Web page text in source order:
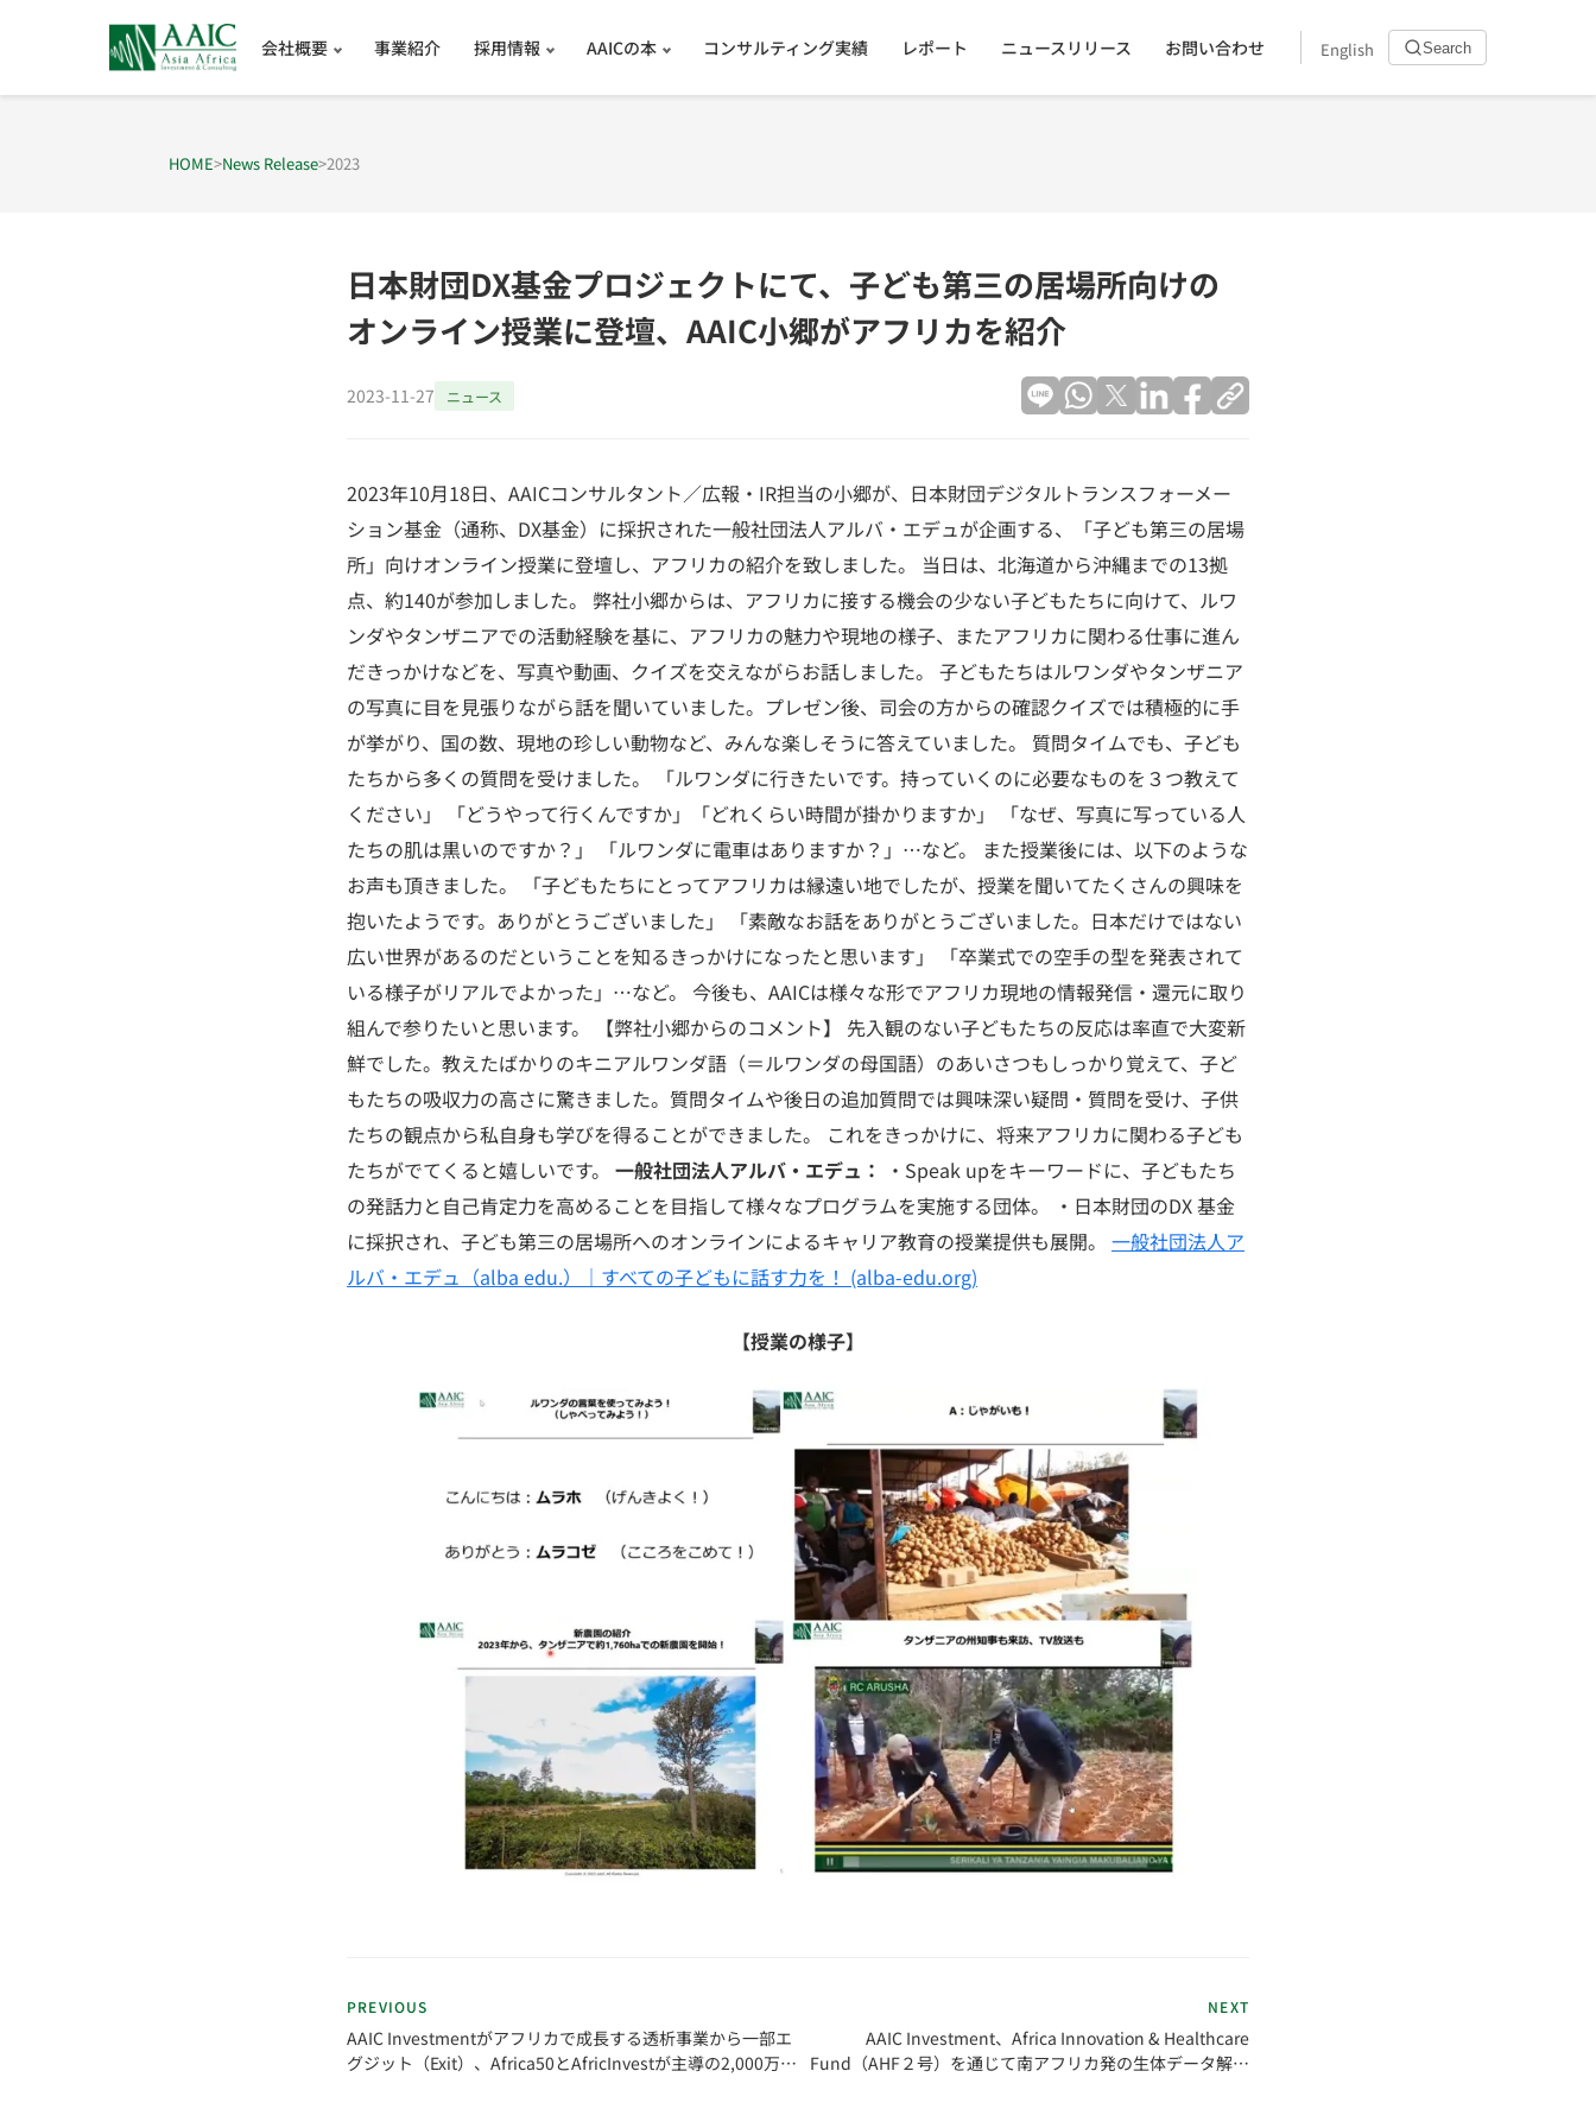
会社概要 事業紹介 採用情報 AAICの本 コンサルティング実績 レポート ニュースリリース お問い合わせ English Search
HOME>News Release>2023
日本財団DX基金プロジェクトにて、子ども第三の居場所向けの
オンライン授業に登壇、AAIC小郷がアフリカを紹介
2023-11-27 ニュース
2023年10月18日、AAICコンサルタント／広報・IR担当の小郷が、日本財団デジタルトランスフォーメー
ション基金（通称、DX基金）に採択された一般社団法人アルバ・エデュが企画する、「子ども第三の居場
所」向けオンライン授業に登壇し、アフリカの紹介を致しました。 当日は、北海道から沖縄までの13拠
点、約140が参加しました。 弊社小郷からは、アフリカに接する機会の少ない子どもたちに向けて、ルワ
ンダやタンザニアでの活動経験を基に、アフリカの魅力や現地の様子、またアフリカに関わる仕事に進ん
だきっかけなどを、写真や動画、クイズを交えながらお話しました。 子どもたちはルワンダやタンザニア
の写真に目を見張りながら話を聞いていました。プレゼン後、司会の方からの確認クイズでは積極的に手
が挙がり、国の数、現地の珍しい動物など、みんな楽しそうに答えていました。 質問タイムでも、子ども
たちから多くの質問を受けました。 「ルワンダに行きたいです。持っていくのに必要なものを３つ教えて
ください」 「どうやって行くんですか」「どれくらい時間が掛かりますか」 「なぜ、写真に写っている人
たちの肌は黒いのですか？」 「ルワンダに電車はありますか？」…など。 また授業後には、以下のような
お声も頂きました。 「子どもたちにとってアフリカは縁遠い地でしたが、授業を聞いてたくさんの興味を
抱いたようです。ありがとうございました」 「素敵なお話をありがとうございました。日本だけではない
広い世界があるのだということを知るきっかけになったと思います」 「卒業式での空手の型を発表されて
いる様子がリアルでよかった」…など。 今後も、AAICは様々な形でアフリカ現地の情報発信・還元に取り
組んで参りたいと思います。 【弊社小郷からのコメント】 先入観のない子どもたちの反応は率直で大変新
鮮でした。教えたばかりのキニアルワンダ語（＝ルワンダの母国語）のあいさつもしっかり覚えて、子ど
もたちの吸収力の高さに驚きました。質問タイムや後日の追加質問では興味深い疑問・質問を受け、子供
たちの観点から私自身も学びを得ることができました。 これをきっかけに、将来アフリカに関わる子ども
たちがでてくると嬉しいです。 一般社団法人アルバ・エデュ：
・Speak upをキーワードに、子どもたち
の発話力と自己肯定力を高めることを目指して様々なプログラムを実施する団体。 ・日本財団のDX 基金
に採択され、子ども第三の居場所へのオンラインによるキャリア教育の授業提供も展開。 一般社団法人ア
ルバ・エデュ（alba edu.）｜すべての子どもに話す力を！ (alba-edu.org)
【授業の様子】
PREVIOUS
AAIC Investmentがアフリカで成長する透析事業から一部エ
グジット（Exit）、Africa50とAfricInvestが主導の2,000万
NEXT
AAIC Investment、Africa Innovation & Healthcare
Fund（AHF２号）を通じて南アフリカ発の生体データ解析